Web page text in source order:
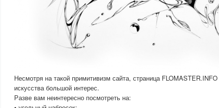
Несмотря на такой примитивизм сайта, страница
искусства большой интерес.
Разве вам неинтересно посмотреть на: